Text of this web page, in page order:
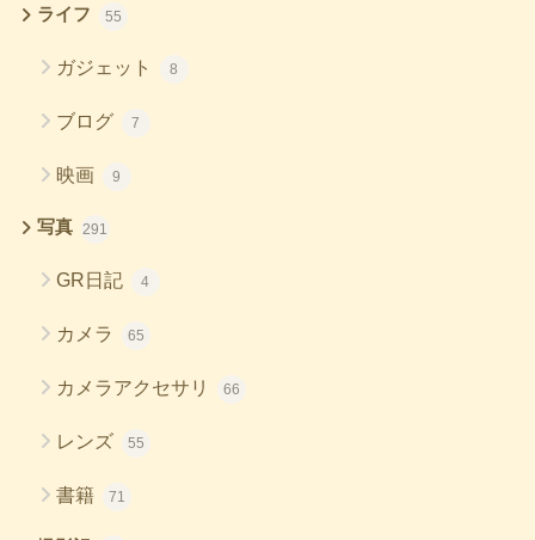
ライフ 55
ガジェット 8
ブログ 7
映画 9
写真 291
GR日記 4
カメラ 65
カメラアクセサリ 66
レンズ 55
書籍 71